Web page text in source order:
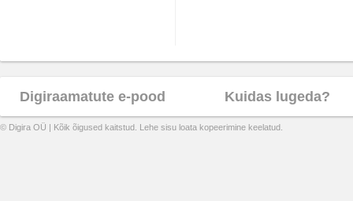
Digiraamatute e-pood Kuidas lugeda?
© Digira OÜ | Kõik õigused kaitstud. Lehe sisu loata kopeerimine keelatud.